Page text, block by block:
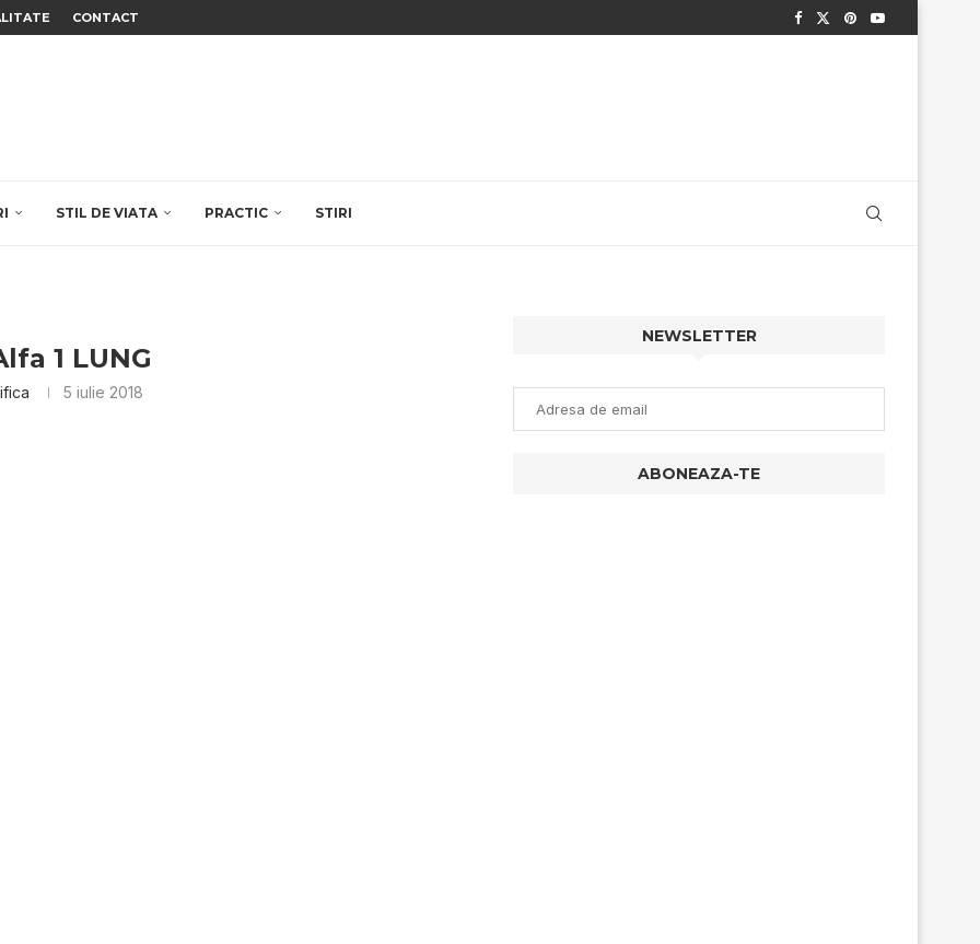
CONTACT
STIL DE VIATA PRACTIC STIRI
1 LUNG
5 iulie 2018
NEWSLETTER